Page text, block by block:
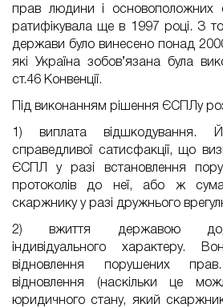
прав людини і основоположних
ратифікувала ще в 1997 році. З
держави було винесено понад
які Україна зобов’язана була
ст.46 Конвенції.
Під виконанням рішення ЄСПЛу
1) виплата відшкодування.
справедливої сатисфакції, що
ЄСПЛ у разі встановлення
протоколів до неї, або ж
скаржнику у разі дружнього
2) вжиття державою
індивідуального характеру.
відновлення порушених
відновлення (наскільки це
юридичного стану, який